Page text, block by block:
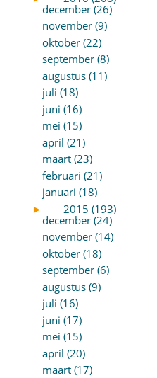
december (26)
november (9)
oktober (22)
september (8)
augustus (11)
juli (18)
juni (16)
mei (15)
april (21)
maart (23)
februari (21)
januari (18)
►
2015 (193)
december (24)
november (14)
oktober (18)
september (6)
augustus (9)
juli (16)
juni (17)
mei (15)
april (20)
maart (17)